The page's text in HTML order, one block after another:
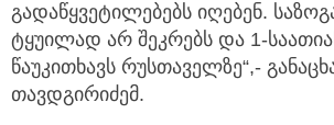
გადაწყვეტილებებს იღებენ.
ტყუილად არ შეკრებს და 1-
წაუკითხავს რუსთაველზე“,-
თავდგირიძემ.